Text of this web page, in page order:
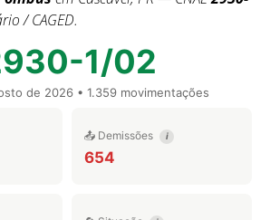
/ CAGED.
1/02
de 2026 • 1.359 movimentações
📤 Demissões i
654